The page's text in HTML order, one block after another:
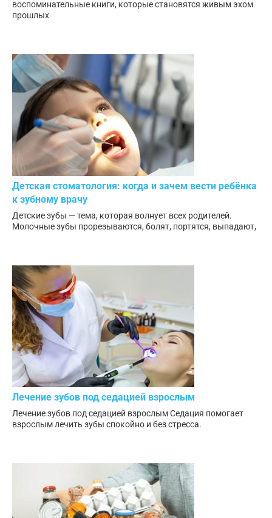
воспоминательные книги, которые становятся живым эхом
прошлых
Детская стоматология: когда и зачем вести ребёнка
к зубному врачу
Детские зубы — тема, которая волнует всех родителей.
Молочные зубы прорезываются, болят, портятся, выпадают,
Лечение зубов под седацией взрослым
Лечение зубов под седацией взрослым Седация помогает
взрослым лечить зубы спокойно и без стресса.